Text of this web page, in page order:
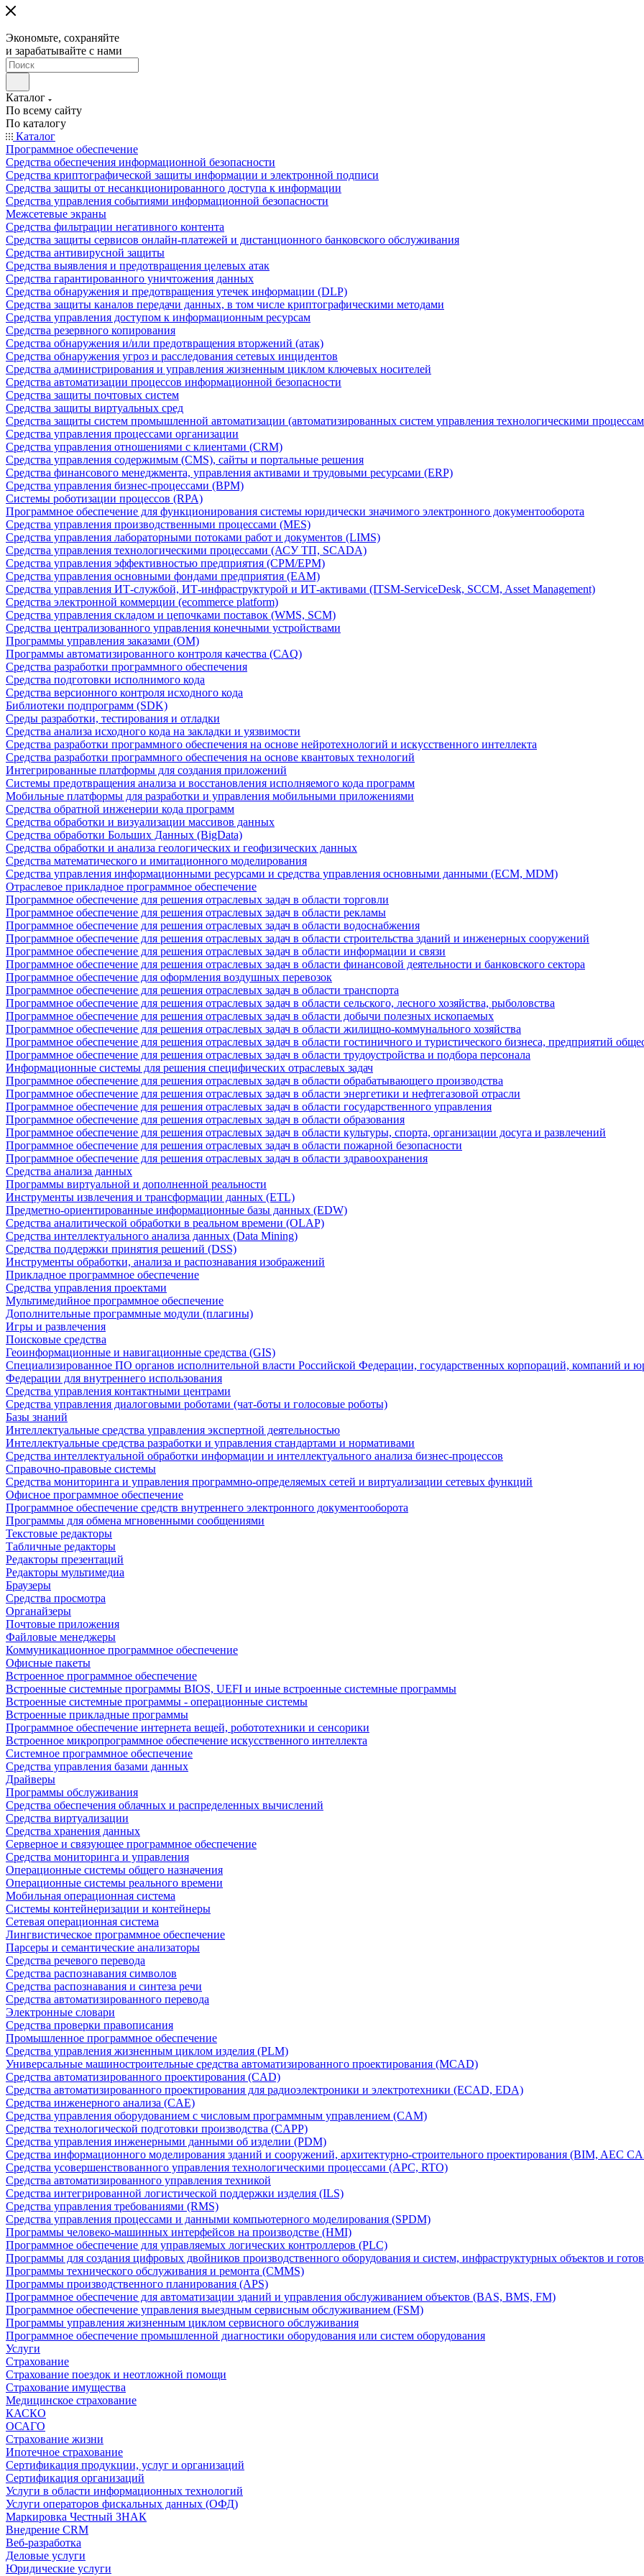
Экономьте, сохраняйте
и зарабатывайте с нами
Каталог
По всему сайту
По каталогу
Каталог
Программное обеспечение
Средства обеспечения информационной безопасности
Средства криптографической защиты информации и электронной подписи
Средства защиты от несанкционированного доступа к информации
Средства управления событиями информационной безопасности
Межсетевые экраны
Средства фильтрации негативного контента
Средства защиты сервисов онлайн-платежей и дистанционного банковского обслуживания
Средства антивирусной защиты
Средства выявления и предотвращения целевых атак
Средства гарантированного уничтожения данных
Средства обнаружения и предотвращения утечек информации (DLP)
Средства защиты каналов передачи данных, в том числе криптографическими методами
Средства управления доступом к информационным ресурсам
Средства резервного копирования
Средства обнаружения и/или предотвращения вторжений (атак)
Средства обнаружения угроз и расследования сетевых инцидентов
Средства администрирования и управления жизненным циклом ключевых носителей
Средства автоматизации процессов информационной безопасности
Средства защиты почтовых систем
Средства защиты виртуальных сред
Средства защиты систем промышленной автоматизации (автоматизированных систем управления технологическими
Средства управления процессами организации
Средства управления отношениями с клиентами (CRM)
Средства управления содержимым (CMS), сайты и портальные решения
Средства финансового менеджмента, управления активами и трудовыми ресурсами (ERP)
Средства управления бизнес-процессами (BPM)
Системы роботизации процессов (RPA)
Программное обеспечение для функционирования системы юридически значимого электронного документооборота
Средства управления производственными процессами (MES)
Средства управления лабораторными потоками работ и документов (LIMS)
Средства управления технологическими процессами (АСУ ТП, SCADA)
Средства управления эффективностью предприятия (CPM/EPM)
Средства управления основными фондами предприятия (EAM)
Средства управления ИТ-службой, ИТ-инфраструктурой и ИТ-активами (ITSM-ServiceDesk, SCCM, Asset Management)
Средства электронной коммерции (ecommerce platform)
Средства управления складом и цепочками поставок (WMS, SCM)
Средства централизованного управления конечными устройствами
Программы управления заказами (OM)
Программы автоматизированного контроля качества (CAQ)
Средства разработки программного обеспечения
Средства подготовки исполнимого кода
Средства версионного контроля исходного кода
Библиотеки подпрограмм (SDK)
Среды разработки, тестирования и отладки
Средства анализа исходного кода на закладки и уязвимости
Средства разработки программного обеспечения на основе нейротехнологий и искусственного интеллекта
Средства разработки программного обеспечения на основе квантовых технологий
Интегрированные платформы для создания приложений
Системы предотвращения анализа и восстановления исполняемого кода программ
Мобильные платформы для разработки и управления мобильными приложениями
Средства обратной инженерии кода программ
Средства обработки и визуализации массивов данных
Средства обработки Больших Данных (BigData)
Средства обработки и анализа геологических и геофизических данных
Средства математического и имитационного моделирования
Средства управления информационными ресурсами и средства управления основными данными (ECM, MDM)
Отраслевое прикладное программное обеспечение
Программное обеспечение для решения отраслевых задач в области торговли
Программное обеспечение для решения отраслевых задач в области рекламы
Программное обеспечение для решения отраслевых задач в области водоснабжения
Программное обеспечение для решения отраслевых задач в области строительства зданий и инженерных сооружений
Программное обеспечение для решения отраслевых задач в области информации и связи
Программное обеспечение для решения отраслевых задач в области финансовой деятельности и банковского сектора
Программное обеспечение для оформления воздушных перевозок
Программное обеспечение для решения отраслевых задач в области транспорта
Программное обеспечение для решения отраслевых задач в области сельского, лесного хозяйства, рыболовства
Программное обеспечение для решения отраслевых задач в области добычи полезных ископаемых
Программное обеспечение для решения отраслевых задач в области жилищно-коммунального хозяйства
Программное обеспечение для решения отраслевых задач в области гостиничного и туристического бизнеса, предприятий
Программное обеспечение для решения отраслевых задач в области трудоустройства и подбора персонала
Информационные системы для решения специфических отраслевых задач
Программное обеспечение для решения отраслевых задач в области обрабатывающего производства
Программное обеспечение для решения отраслевых задач в области энергетики и нефтегазовой отрасли
Программное обеспечение для решения отраслевых задач в области государственного управления
Программное обеспечение для решения отраслевых задач в области образования
Программное обеспечение для решения отраслевых задач в области культуры, спорта, организации досуга и развлечений
Программное обеспечение для решения отраслевых задач в области пожарной безопасности
Программное обеспечение для решения отраслевых задач в области здравоохранения
Средства анализа данных
Программы виртуальной и дополненной реальности
Инструменты извлечения и трансформации данных (ETL)
Предметно-ориентированные информационные базы данных (EDW)
Средства аналитической обработки в реальном времени (OLAP)
Средства интеллектуального анализа данных (Data Mining)
Средства поддержки принятия решений (DSS)
Инструменты обработки, анализа и распознавания изображений
Прикладное программное обеспечение
Средства управления проектами
Мультимедийное программное обеспечение
Дополнительные программные модули (плагины)
Игры и развлечения
Поисковые средства
Геоинформационные и навигационные средства (GIS)
Специализированное ПО органов исполнительной власти Российской Федерации, государственных корпораций, компаний и
Федерации для внутреннего использования
Средства управления контактными центрами
Средства управления диалоговыми роботами (чат-боты и голосовые роботы)
Базы знаний
Интеллектуальные средства управления экспертной деятельностью
Интеллектуальные средства разработки и управления стандартами и нормативами
Средства интеллектуальной обработки информации и интеллектуального анализа бизнес-процессов
Справочно-правовые системы
Средства мониторинга и управления программно-определяемых сетей и виртуализации сетевых функций
Офисное программное обеспечение
Программное обеспечение средств внутреннего электронного документооборота
Программы для обмена мгновенными сообщениями
Текстовые редакторы
Табличные редакторы
Редакторы презентаций
Редакторы мультимедиа
Браузеры
Средства просмотра
Органайзеры
Почтовые приложения
Файловые менеджеры
Коммуникационное программное обеспечение
Офисные пакеты
Встроенное программное обеспечение
Встроенные системные программы BIOS, UEFI и иные встроенные системные программы
Встроенные системные программы - операционные системы
Встроенные прикладные программы
Программное обеспечение интернета вещей, робототехники и сенсорики
Встроенное микропрограммное обеспечение искусственного интеллекта
Системное программное обеспечение
Средства управления базами данных
Драйверы
Программы обслуживания
Средства обеспечения облачных и распределенных вычислений
Средства виртуализации
Средства хранения данных
Серверное и связующее программное обеспечение
Средства мониторинга и управления
Операционные системы общего назначения
Операционные системы реального времени
Мобильная операционная система
Системы контейнеризации и контейнеры
Сетевая операционная система
Лингвистическое программное обеспечение
Парсеры и семантические анализаторы
Средства речевого перевода
Средства распознавания символов
Средства распознавания и синтеза речи
Средства автоматизированного перевода
Электронные словари
Средства проверки правописания
Промышленное программное обеспечение
Средства управления жизненным циклом изделия (PLM)
Универсальные машиностроительные средства автоматизированного проектирования (MCAD)
Средства автоматизированного проектирования (CAD)
Средства автоматизированного проектирования для радиоэлектроники и электротехники (ECAD, EDA)
Средства инженерного анализа (CAE)
Средства управления оборудованием с числовым программным управлением (CAM)
Средства технологической подготовки производства (CAPP)
Средства управления инженерными данными об изделии (PDM)
Средства информационного моделирования зданий и сооружений, архитектурно-строительного проектирования (BIM, AEC
Средства усовершенствованного управления технологическими процессами (APC, RTO)
Средства автоматизированного управления техникой
Средства интегрированной логистической поддержки изделия (ILS)
Средства управления требованиями (RMS)
Средства управления процессами и данными компьютерного моделирования (SPDM)
Программы человеко-машинных интерфейсов на производстве (HMI)
Программное обеспечение для управляемых логических контроллеров (PLC)
Программы для создания цифровых двойников производственного оборудования и систем, инфраструктурных объектов и
Программы технического обслуживания и ремонта (CMMS)
Программы производственного планирования (APS)
Программное обеспечение для автоматизации зданий и управления обслуживанием объектов (BAS, BMS, FM)
Программное обеспечение управления выездным сервисным обслуживанием (FSM)
Программы управления жизненным циклом сервисного обслуживания
Программное обеспечение промышленной диагностики оборудования или систем оборудования
Услуги
Страхование
Страхование поездок и неотложной помощи
Страхование имущества
Медицинское страхование
КАСКО
ОСАГО
Страхование жизни
Ипотечное страхование
Сертификация продукции, услуг и организаций
Сертификация организаций
Услуги в области информационных технологий
Услуги операторов фискальных данных (ОФД)
Маркировка Честный ЗНАК
Внедрение CRM
Веб-разработка
Деловые услуги
Юридические услуги